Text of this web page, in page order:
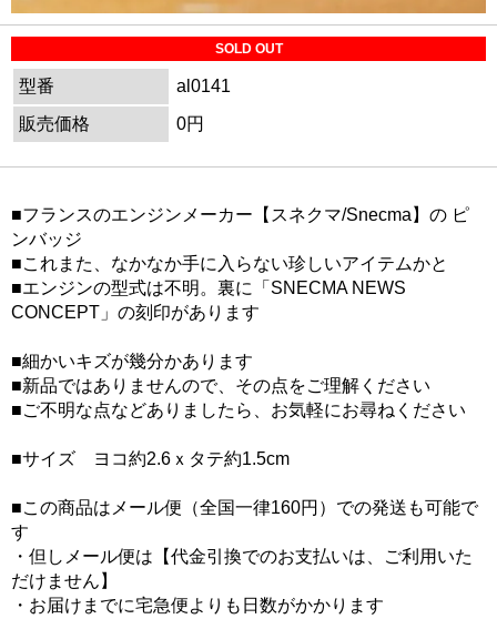
SOLD OUT
型番
al0141
販売価格
0円
■フランスのエンジンメーカー【スネクマ/Snecma】の ピ
ンバッジ
■これまた、なかなか手に入らない珍しいアイテムかと
■エンジンの型式は不明。裏に「SNECMA NEWS
CONCEPT」の刻印があります
■細かいキズが幾分かあります
■新品ではありませんので、その点をご理解ください
■ご不明な点などありましたら、お気軽にお尋ねください
■サイズ ヨコ約2.6ｘタテ約1.5cm
■この商品はメール便（全国一律160円）での発送も可能で
す
・但しメール便は【代金引換でのお支払いは、ご利用いた
だけません】
・お届けまでに宅急便よりも日数がかかります